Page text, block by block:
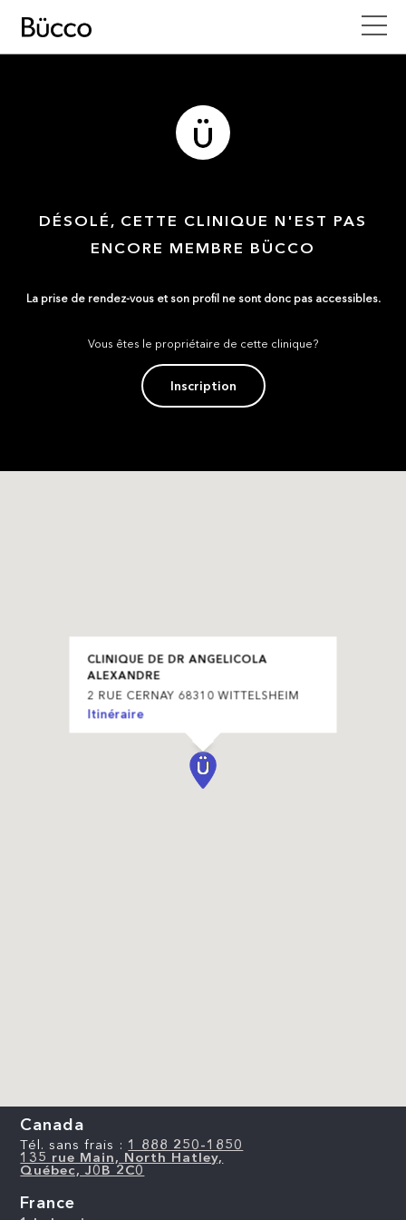
DÉSOLÉ, CETTE CLINIQUE N'EST PAS
ENCORE MEMBRE BÜCCO
La prise de rendez-vous et son profil ne sont donc pas accessibles.
Vous êtes le propriétaire de cette clinique?
Inscription
CLINIQUE DE DR ANGELICOLA
ALEXANDRE
2 RUE CERNAY 68310 WITTELSHEIM
Itinéraire
Canada
Tél. sans frais : 1 888 250-1850
135 rue Main, North Hatley,
Québec, J0B 2C0
France